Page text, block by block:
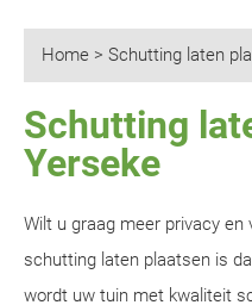
Home > Schutting laten
Schutting
Yerseke
Wilt u graag meer privacy en
schutting laten plaatsen is
wordt uw tuin met kwaliteit